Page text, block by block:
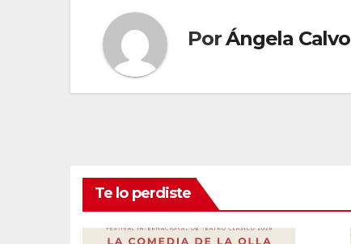
PorÁngela Calvo
Te lo perdiste